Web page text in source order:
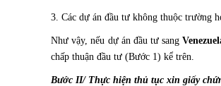
3. Các dự án đầu tư không thuộc trường
Như vậy, nếu dự án đầu tư sang
chấp thuận đầu tư (Bước 1) kể trên.
Bước II/ Thực hiện thủ tục xin giấy